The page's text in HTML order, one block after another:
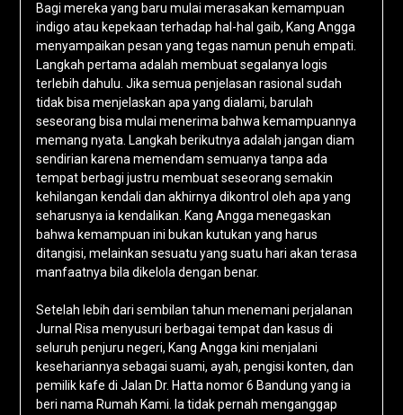
Bagi mereka yang baru mulai merasakan kemampuan
indigo atau kepekaan terhadap hal-hal gaib, Kang Angga
menyampaikan pesan yang tegas namun penuh empati.
Langkah pertama adalah membuat segalanya logis
terlebih dahulu. Jika semua penjelasan rasional sudah
tidak bisa menjelaskan apa yang dialami, barulah
seseorang bisa mulai menerima bahwa kemampuannya
memang nyata. Langkah berikutnya adalah jangan diam
sendirian karena memendam semuanya tanpa ada
tempat berbagi justru membuat seseorang semakin
kehilangan kendali dan akhirnya dikontrol oleh apa yang
seharusnya ia kendalikan. Kang Angga menegaskan
bahwa kemampuan ini bukan kutukan yang harus
ditangisi, melainkan sesuatu yang suatu hari akan terasa
manfaatnya bila dikelola dengan benar.
Setelah lebih dari sembilan tahun menemani perjalanan
Jurnal Risa menyusuri berbagai tempat dan kasus di
seluruh penjuru negeri, Kang Angga kini menjalani
kesehariannya sebagai suami, ayah, pengisi konten, dan
pemilik kafe di Jalan Dr. Hatta nomor 6 Bandung yang ia
beri nama Rumah Kami. Ia tidak pernah menganggap